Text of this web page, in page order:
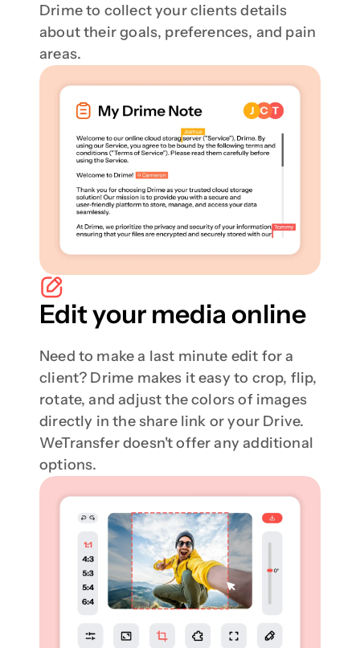
Drime to collect your clients details
about their goals, preferences, and pain
areas.
Edit your media online
Need to make a last minute edit for a
client? Drime makes it easy to crop, flip,
rotate, and adjust the colors of images
directly in the share link or your Drive.
WeTransfer doesn't offer any additional
options.